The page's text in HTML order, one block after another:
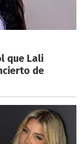
que Lali
de